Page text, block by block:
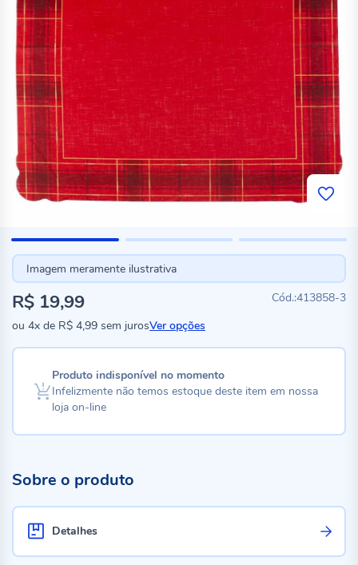
Imagem meramente ilustrativa
413858-3
R$ 19,99
ou 4x de R$ 4,99 sem jurosVer opções
Produto indisponível no momento
Infelizmente não temos estoque deste item em nossa
loja on-line
Sobre o produto
Detalhes